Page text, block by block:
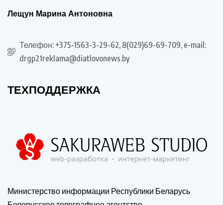
Лещун Марина Антоновна
Телефон: +375-1563-3-29-62, 8(029)69-69-709, e-mail:
drgp21reklama@diatlovonews.by
ТЕХПОДДЕРЖКА
Министерство информации Республики Беларусь